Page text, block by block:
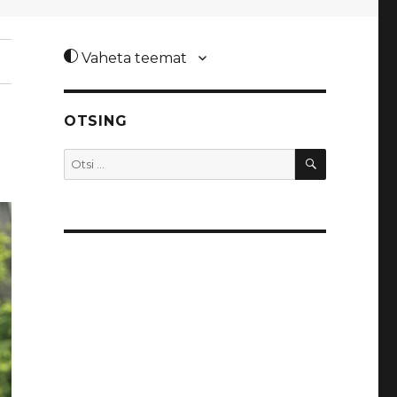
Vaheta teemat
OTSING
Otsi: OTSI